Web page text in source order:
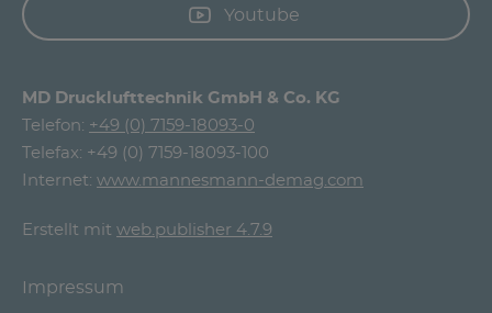
Youtube
MD Drucklufttechnik GmbH & Co. KG
Telefon: +49 (0) 7159-18093-0
Telefax: +49 (0) 7159-18093-100
Internet: www.mannesmann-demag.com
Erstellt mit web.publisher 4.7.9
Impressum